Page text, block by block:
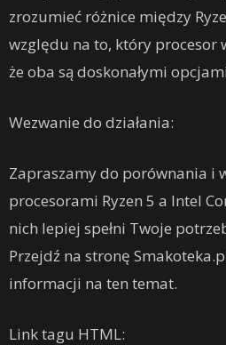
zrozumieć różnice między
względu na to, który procesor
że oba są doskonałymi
Wezwanie do działania:
Zapraszamy do porównania i
procesorami Ryzen 5 a Intel
nich lepiej spełni Twoje
Przejdź na stronę
informacji na ten temat.
Link tagu HTML: